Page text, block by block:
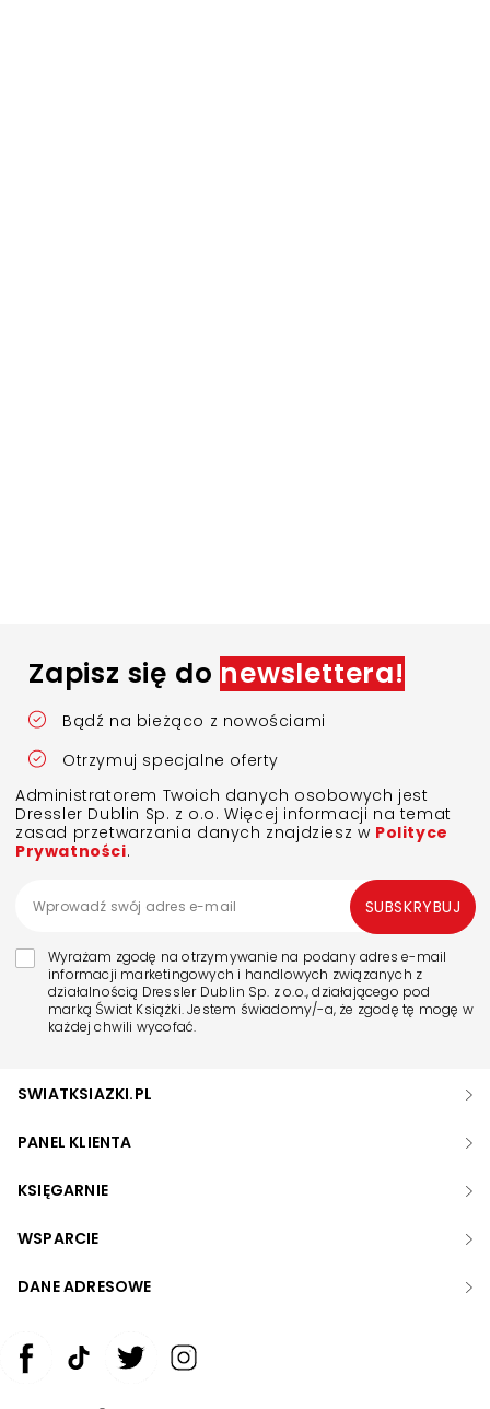
Zapisz się do newslettera!
Bądź na bieżąco z nowościami
Otrzymuj specjalne oferty
Administratorem Twoich danych osobowych jest
Dressler Dublin Sp. z o.o. Więcej informacji na temat
zasad przetwarzania danych znajdziesz w Polityce
Prywatności.
Wyrażam zgodę na otrzymywanie na podany adres e-mail
informacji marketingowych i handlowych związanych z
działalnością Dressler Dublin Sp. z o.o., działającego pod
marką Świat Książki. Jestem świadomy/-a, że zgodę tę mogę w
każdej chwili wycofać.
SUBSKRYBUJ
SWIATKSIAZKI.PL
PANEL KLIENTA
KSIĘGARNIE
WSPARCIE
DANE ADRESOWE
Zwiększ rozmiar czcionki